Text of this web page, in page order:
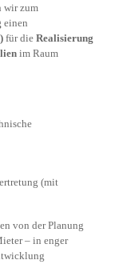
wir zum
einen
für dieRealisierung
im Raum
(mit
von der Planung
– in enger